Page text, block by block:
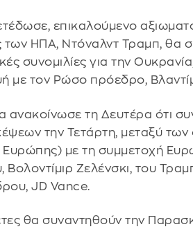
επικαλούμενο
ΗΠΑ, Ντόναλντ Τραμπ, θα
συνομιλίες για την
με τον Ρώσο πρόεδρο,
ανακοίνωσε τη Δευτέρα ότι
την Τετάρτη, μεταξύ των
Ευρώπης) με τη συμμετοχή
Ζελένσκι, του
JD Vance.
θα συναντηθούν την